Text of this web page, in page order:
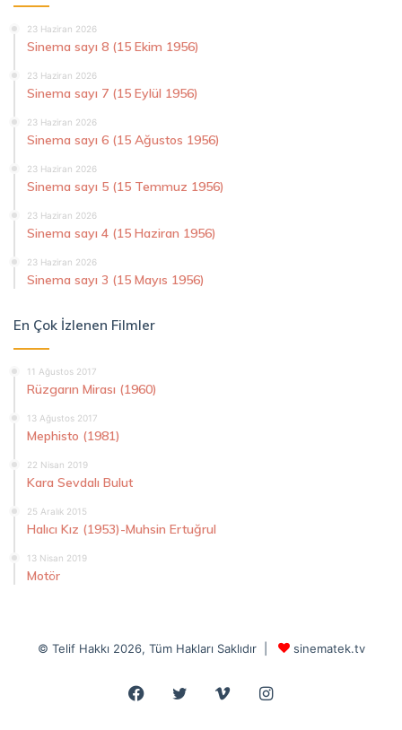
23 Haziran 2026
Sinema sayı 8 (15 Ekim 1956)
23 Haziran 2026
Sinema sayı 7 (15 Eylül 1956)
23 Haziran 2026
Sinema sayı 6 (15 Ağustos 1956)
23 Haziran 2026
Sinema sayı 5 (15 Temmuz 1956)
23 Haziran 2026
Sinema sayı 4 (15 Haziran 1956)
23 Haziran 2026
Sinema sayı 3 (15 Mayıs 1956)
En Çok İzlenen Filmler
11 Ağustos 2017
Rüzgarın Mirası (1960)
13 Ağustos 2017
Mephisto (1981)
22 Nisan 2019
Kara Sevdalı Bulut
25 Aralık 2015
Halıcı Kız (1953)-Muhsin Ertuğrul
13 Nisan 2019
Motör
© Telif Hakkı 2026, Tüm Hakları Saklıdır | sinematek.tv
Facebook
Twitter VimeoInstagram